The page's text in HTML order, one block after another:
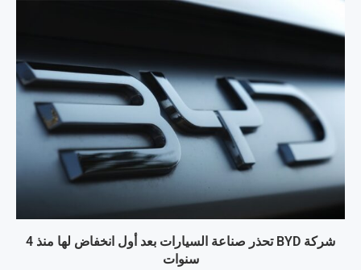
شركة BYD تحذر صناعة السيارات بعد أول انخفاض لها منذ 4
سنوات